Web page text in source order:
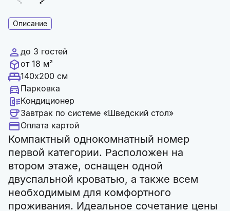
Описание
до 3 гостей
от 18 м²
140x200 см
Парковка
Кондиционер
Завтрак по системе «Шведский стол»
Оплата картой
Компактный однокомнатный номер
первой категории. Расположен на
втором этаже, оснащен одной
двуспальной кроватью, а также всем
необходимым для комфортного
проживания. Идеальное сочетание цены